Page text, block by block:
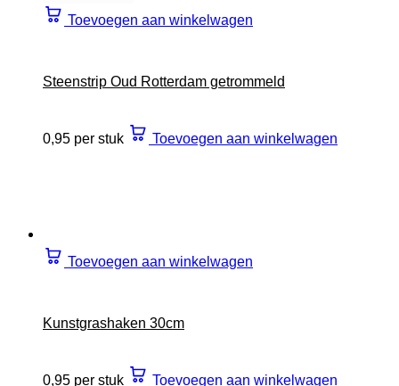
Toevoegen aan winkelwagen
Steenstrip Oud Rotterdam getrommeld
0,95 per stuk Toevoegen aan winkelwagen
Toevoegen aan winkelwagen
Kunstgrashaken 30cm
0,95 per stuk Toevoegen aan winkelwagen